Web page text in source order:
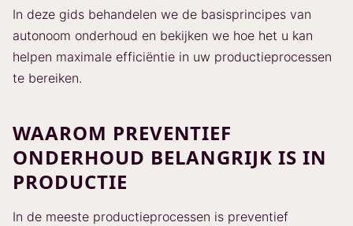
In deze gids behandelen we de basisprincipes van
autonoom onderhoud en bekijken we hoe het u kan
helpen maximale efficiëntie in uw productieprocessen
te bereiken.
WAAROM PREVENTIEF
ONDERHOUD BELANGRIJK IS IN
PRODUCTIE
In de meeste productieprocessen is preventief